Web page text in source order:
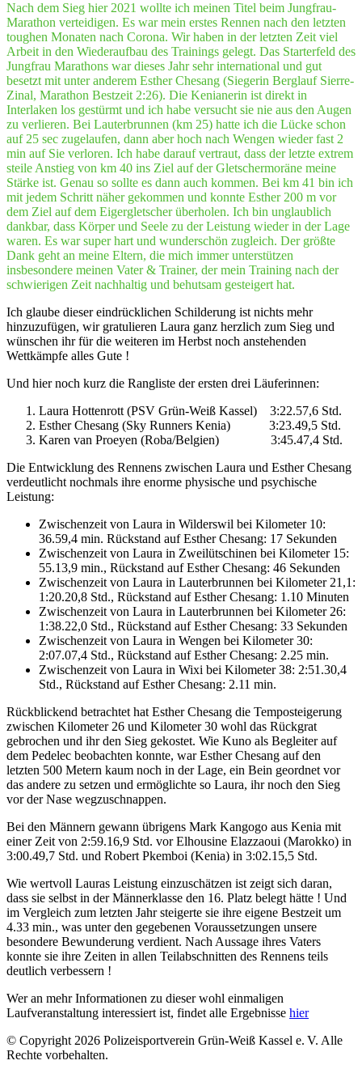
Nach dem Sieg hier 2021 wollte ich meinen Titel beim Jungfrau-
Marathon verteidigen. Es war mein erstes Rennen nach den letzten
toughen Monaten nach Corona. Wir haben in der letzten Zeit viel
Arbeit in den Wiederaufbau des Trainings gelegt. Das Starterfeld des
Jungfrau Marathons war dieses Jahr sehr international und gut
besetzt mit unter anderem Esther Chesang (Siegerin Berglauf Sierre-
Zinal, Marathon Bestzeit 2:26). Die Kenianerin ist direkt in
Interlaken los gestürmt und ich habe versucht sie nie aus den Augen
zu verlieren. Bei Lauterbrunnen (km 25) hatte ich die Lücke schon
auf 25 sec zugelaufen, dann aber hoch nach Wengen wieder fast 2
min auf Sie verloren. Ich habe darauf vertraut, dass der letzte extrem
steile Anstieg von km 40 ins Ziel auf der Gletschermoräne meine
Stärke ist. Genau so sollte es dann auch kommen. Bei km 41 bin ich
mit jedem Schritt näher gekommen und konnte Esther 200 m vor
dem Ziel auf dem Eigergletscher überholen. Ich bin unglaublich
dankbar, dass Körper und Seele zu der Leistung wieder in der Lage
waren. Es war super hart und wunderschön zugleich. Der größte
Dank geht an meine Eltern, die mich immer unterstützen
insbesondere meinen Vater & Trainer, der mein Training nach der
schwierigen Zeit nachhaltig und behutsam gesteigert hat.
Ich glaube dieser eindrücklichen Schilderung ist nichts mehr
hinzuzufügen, wir gratulieren Laura ganz herzlich zum Sieg und
wünschen ihr für die weiteren im Herbst noch anstehenden
Wettkämpfe alles Gute !
Und hier noch kurz die Rangliste der ersten drei Läuferinnen:
Laura Hottenrott (PSV Grün-Weiß Kassel) 3:22.57,6 Std.
Esther Chesang (Sky Runners Kenia) 3:23.49,5 Std.
Karen van Proeyen (Roba/Belgien) 3:45.47,4 Std.
Die Entwicklung des Rennens zwischen Laura und Esther Chesang
verdeutlicht nochmals ihre enorme physische und psychische
Leistung:
Zwischenzeit von Laura in Wilderswil bei Kilometer 10:
36.59,4 min. Rückstand auf Esther Chesang: 17 Sekunden
Zwischenzeit von Laura in Zweilütschinen bei Kilometer 15:
55.13,9 min., Rückstand auf Esther Chesang: 46 Sekunden
Zwischenzeit von Laura in Lauterbrunnen bei Kilometer 21,1:
1:20.20,8 Std., Rückstand auf Esther Chesang: 1.10 Minuten
Zwischenzeit von Laura in Lauterbrunnen bei Kilometer 26:
1:38.22,0 Std., Rückstand auf Esther Chesang: 33 Sekunden
Zwischenzeit von Laura in Wengen bei Kilometer 30:
2:07.07,4 Std., Rückstand auf Esther Chesang: 2.25 min.
Zwischenzeit von Laura in Wixi bei Kilometer 38: 2:51.30,4
Std., Rückstand auf Esther Chesang: 2.11 min.
Rückblickend betrachtet hat Esther Chesang die Temposteigerung
zwischen Kilometer 26 und Kilometer 30 wohl das Rückgrat
gebrochen und ihr den Sieg gekostet. Wie Kuno als Begleiter auf
dem Pedelec beobachten konnte, war Esther Chesang auf den
letzten 500 Metern kaum noch in der Lage, ein Bein geordnet vor
das andere zu setzen und ermöglichte so Laura, ihr noch den Sieg
vor der Nase wegzuschnappen.
Bei den Männern gewann übrigens Mark Kangogo aus Kenia mit
einer Zeit von 2:59.16,9 Std. vor Elhousine Elazzaoui (Marokko) in
3:00.49,7 Std. und Robert Pkemboi (Kenia) in 3:02.15,5 Std.
Wie wertvoll Lauras Leistung einzuschätzen ist zeigt sich daran,
dass sie selbst in der Männerklasse den 16. Platz belegt hätte ! Und
im Vergleich zum letzten Jahr steigerte sie ihre eigene Bestzeit um
4.33 min., was unter den gegebenen Voraussetzungen unsere
besondere Bewunderung verdient. Nach Aussage ihres Vaters
konnte sie ihre Zeiten in allen Teilabschnitten des Rennens teils
deutlich verbessern !
Wer an mehr Informationen zu dieser wohl einmaligen
Laufveranstaltung interessiert ist, findet alle Ergebnisse hier
© Copyright 2026 Polizeisportverein Grün-Weiß Kassel e. V. Alle
Rechte vorbehalten.